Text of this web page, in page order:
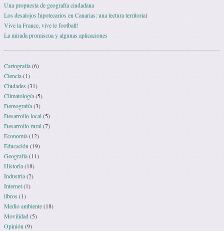
Una propuesta de geografía ciudadana
Los desalojos hipotecarios en Canarias: una lectura territorial
Vive la France, vive le football!
La mirada promiscua y algunas aplicaciones
Cartografía(6)
Ciencia(1)
Ciudades (31)
Climatología(5)
Demografía(3)
Desarrollo local(5)
Desarrollo rural(7)
Economía(12)
Educación (19)
Geografía(11)
Historia(18)
Industria(2)
Internet(1)
libros (1)
Medio ambiente(18)
Movilidad(5)
Opinión (9)